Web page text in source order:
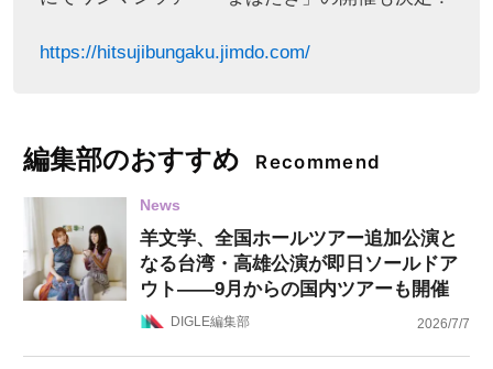
https://hitsujibungaku.jimdo.com/
編集部のおすすめ Recommend
News
羊文学、全国ホールツアー追加公演と
なる台湾・高雄公演が即日ソールドア
ウト——9月からの国内ツアーも開催
DIGLE編集部 2026/7/7